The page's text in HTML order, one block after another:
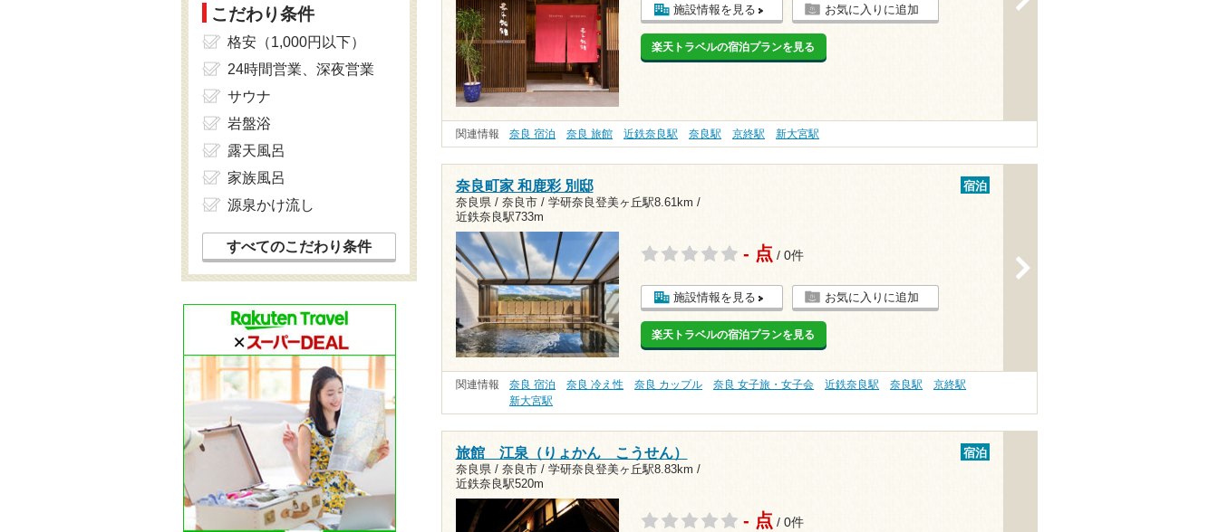
施設情報を見る お気に入りに追加
楽天トラベルの宿泊プランを見る
関連情報 奈良 宿泊 奈良 旅館 近鉄奈良駅 奈良駅 京終駅 新大宮駅
奈良町家 和鹿彩 別邸
奈良県 / 奈良市 / 学研奈良登美ヶ丘駅8.61km /
近鉄奈良駅733m
宿泊
- 点 / 0件
施設情報を見る お気に入りに追加
楽天トラベルの宿泊プランを見る
関連情報 奈良 宿泊 奈良 冷え性 奈良 カップル 奈良 女子旅・女子会 近鉄奈良駅 奈良駅
京終駅
新大宮駅
旅館 江泉（りょかん こうせん）
奈良県 / 奈良市 / 学研奈良登美ヶ丘駅8.83km /
近鉄奈良駅520m
宿泊
- 点 / 0件
こだわり条件
格安（1,000円以下）
24時間営業、深夜営業
サウナ
岩盤浴
露天風呂
家族風呂
源泉かけ流し
すべてのこだわり条件